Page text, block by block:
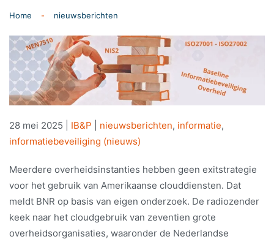
Home nieuwsberichten
28 mei 2025 IB&P nieuwsberichten, informatie,
informatiebeveiliging (nieuws)
Meerdere overheidsinstanties hebben geen exitstrategie
voor het gebruik van Amerikaanse clouddiensten. Dat
meldt BNR op basis van eigen onderzoek. De radiozender
keek naar het cloudgebruik van zeventien grote
overheidsorganisaties, waaronder de Nederlandse